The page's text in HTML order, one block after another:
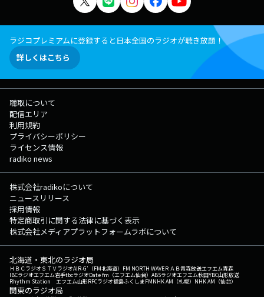
ラジコプレミアムに登録すると日本全国のラジオが聴き放題！
詳しくはこちら
聴取について
配信エリア
利用規約
プライバシーポリシー
ライセンス情報
radiko news
株式会社radikoについて
ニュースリリース
採用情報
特定商取引に関する法律に基づく表示
株式会社メディアプラットフォームラボについて
北海道・東北のラジオ局
ＨＢＣラジオＳＴＶラジオAIR-G'（FM北海道） FM NORTH WAVEＲＡＢ青森放送エフエム青森
IBCラジオエフエム岩手tbcラジオDate fm（エフエム仙台） ABSラジオエフエム秋田YBC山形放送
Rhythm Station エフエム山形RFCラジオ福島ふくしまFMNHK AM（札幌） NHK AM（仙台）
関東のラジオ局